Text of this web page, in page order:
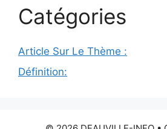
Catégories
Article Sur Le Thème :
Définition: